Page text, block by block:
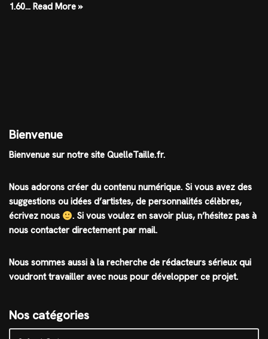
1.60… Read More »
Bienvenue
Bienvenue sur notre site QuelleTaille.fr.
Nous adorons créer du contenu numérique. Si vous avez des
suggestions ou idées d’artistes, de personnalités célèbres,
écrivez nous
. Si vous voulez en savoir plus, n’hésitez pas à
nous contacter directement par mail.
Nous sommes aussi à la recherche de rédacteurs sérieux qui
voudront travailler avec nous pour développer ce projet.
Nos catégories